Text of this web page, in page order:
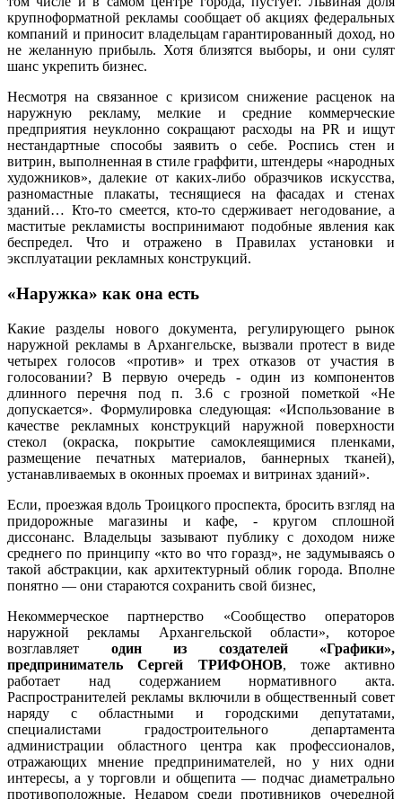
крупноформатной рекламы сообщает об акциях федеральных
компаний и приносит владельцам гарантированный доход, но
не желанную прибыль. Хотя близятся выборы, и они сулят
шанс укрепить бизнес.
Несмотря на связанное с кризисом снижение расценок на
наружную рекламу, мелкие и средние коммерческие
предприятия неуклонно сокращают расходы на PR и ищут
нестандартные способы заявить о себе. Роспись стен и
витрин, выполненная в стиле граффити, штендеры «народных
художников», далекие от каких-либо образчиков искусства,
разномастные плакаты, теснящиеся на фасадах и стенах
зданий… Кто-то смеется, кто-то сдерживает негодование, а
маститые рекламисты воспринимают подобные явления как
беспредел. Что и отражено в Правилах установки и
эксплуатации рекламных конструкций.
«Наружка» как она есть
Какие разделы нового документа, регулирующего рынок
наружной рекламы в Архангельске, вызвали протест в виде
четырех голосов «против» и трех отказов от участия в
голосовании? В первую очередь - один из компонентов
длинного перечня под п. 3.6 с грозной пометкой «Не
допускается». Формулировка следующая: «Использование в
качестве рекламных конструкций наружной поверхности
стекол (окраска, покрытие самоклеящимися пленками,
размещение печатных материалов, баннерных тканей),
устанавливаемых в оконных проемах и витринах зданий».
Если, проезжая вдоль Троицкого проспекта, бросить взгляд на
придорожные магазины и кафе, - кругом сплошной
диссонанс. Владельцы зазывают публику с доходом ниже
среднего по принципу «кто во что горазд», не задумываясь о
такой абстракции, как архитектурный облик города. Вполне
понятно — они стараются сохранить свой бизнес,
Некоммерческое партнерство «Сообщество операторов
наружной рекламы Архангельской области», которое
возглавляет один из создателей «Графики»,
предприниматель Сергей ТРИФОНОВ, тоже активно
работает над содержанием нормативного акта.
Распространителей рекламы включили в общественный совет
наряду с областными и городскими депутатами,
специалистами градостроительного департамента
администрации областного центра как профессионалов,
отражающих мнение предпринимателей, но у них одни
интересы, а у торговли и общепита — подчас диаметрально
противоположные. Недаром среди противников очередной